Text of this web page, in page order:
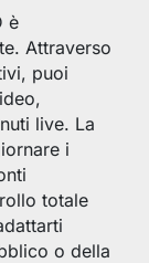
è
Attraverso
puoi
live. La
i
totale
o della